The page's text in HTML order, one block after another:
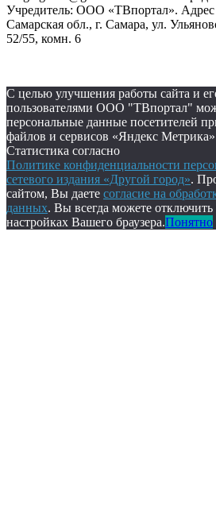
Учредитель: ООО «ТВпортал». Адрес
Самарская обл., г. Самара, ул.
52/55, комн. 6
С целью улучшения работы сайта и
пользователями ООО "ТВпортал"
персональные данные посетителей
файлов и сервисов «Яндекс
Статистика согласно
Политике конфиденциальности
сетевого издания «Другой город».
сайтом, Вы даете согласие на
данных. Вы всегда можете
настройках Вашего браузера.Понятно